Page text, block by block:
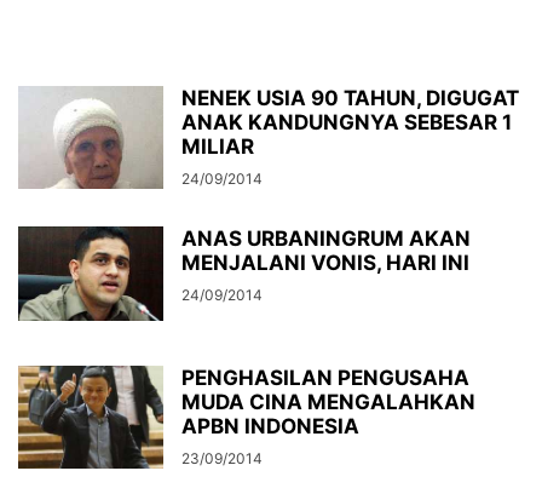
NENEK USIA 90 TAHUN, DIGUGAT
ANAK KANDUNGNYA SEBESAR 1
MILIAR
24/09/2014
ANAS URBANINGRUM AKAN
MENJALANI VONIS, HARI INI
24/09/2014
PENGHASILAN PENGUSAHA
MUDA CINA MENGALAHKAN
APBN INDONESIA
23/09/2014